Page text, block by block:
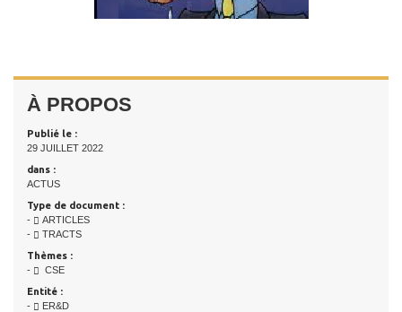
À PROPOS
Publié le :
29 JUILLET 2022
dans :
ACTUS
Type de document :
-
ARTICLES
-
TRACTS
Thèmes :
-
CSE
Entité :
-
ER&D